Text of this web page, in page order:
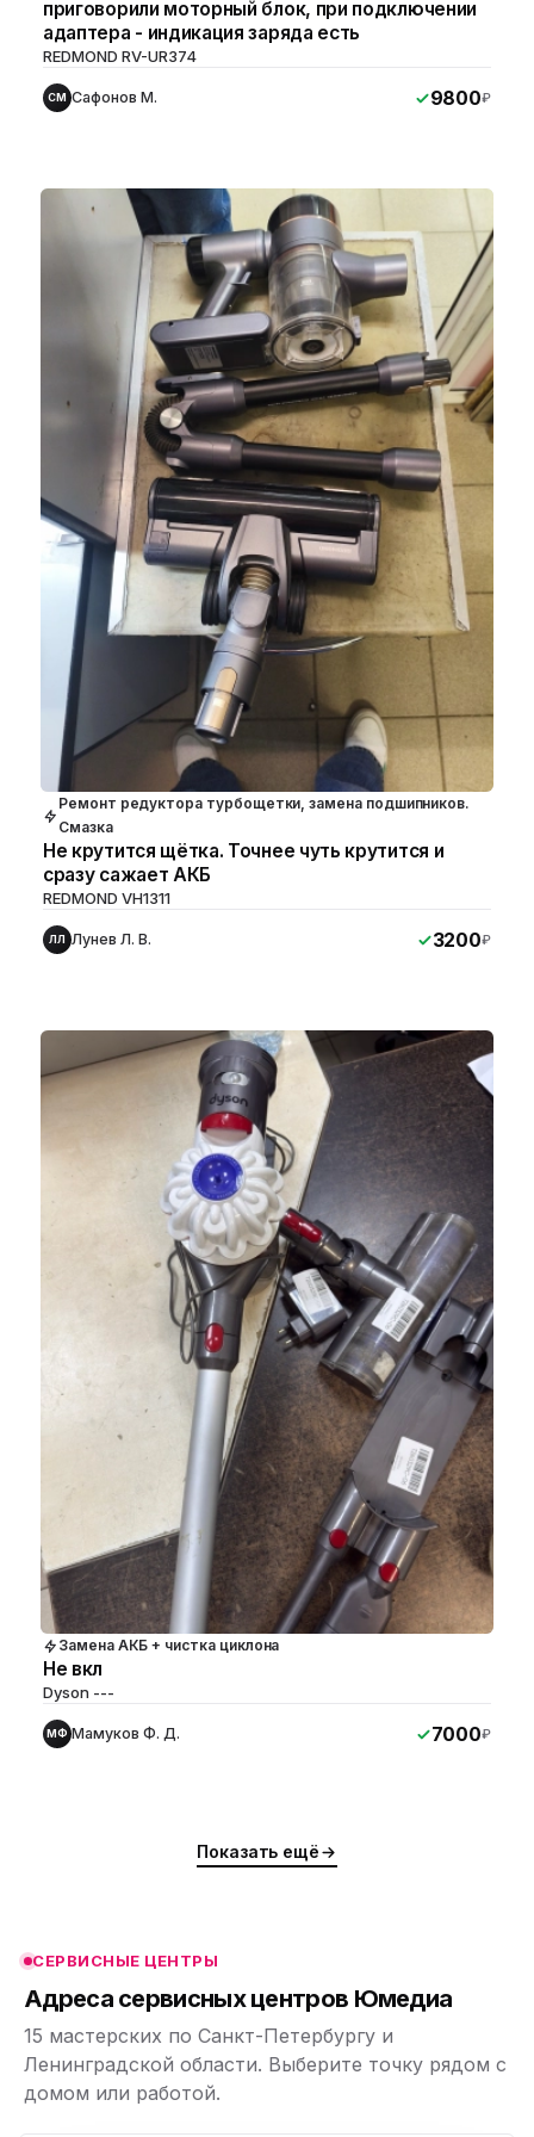
приговорили моторный блок, при подключении
адаптера - индикация заряда есть
REDMOND RV-UR374
СМ Сафонов М. 9800₽
Ремонт редуктора турбощетки, замена подшипников.
Смазка
Не крутится щётка. Точнее чуть крутится и
сразу сажает АКБ
REDMOND VH1311
ЛЛ Лунев Л. В. 3200₽
Замена АКБ + чистка циклона
Не вкл
Dyson ---
МФ Мамуков Ф. Д. 7000₽
Показать ещё
СЕРВИСНЫЕ ЦЕНТРЫ
Адреса сервисных центров Юмедиа
15 мастерских по Санкт-Петербургу и
Ленинградской области. Выберите точку рядом с
домом или работой.
ю